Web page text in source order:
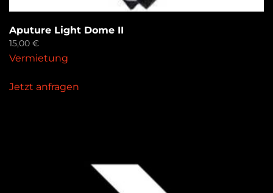
Aputure Light Dome II
15,00 €
Vermietung
Jetzt anfragen